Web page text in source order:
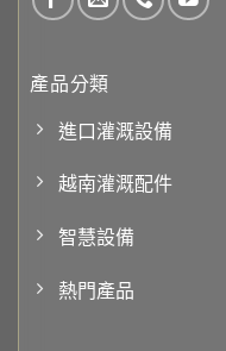
產品分類
進口灌溉設備
越南灌溉配件
智慧設備
熱門產品